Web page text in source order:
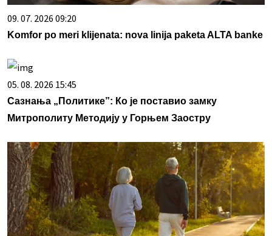
09. 07. 2026 09:20
Komfor po meri klijenata: nova linija paketa ALTA banke
05. 08. 2026 15:45
Сазнања „Политике”: Ко је поставио замку
Митрополиту Методију у Горњем Заостру